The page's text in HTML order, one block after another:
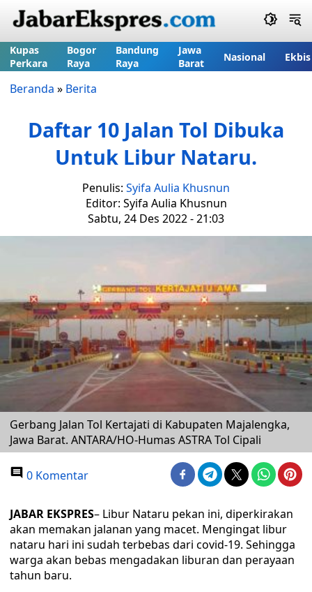
Kupas
Perkara
Bogor
Raya
Bandung
Raya
Jawa
Barat
Nasional Ekbis
Beranda » Berita
Daftar 10 Jalan Tol Dibuka
Untuk Libur Nataru.
Penulis: Syifa Aulia Khusnun
Editor: Syifa Aulia Khusnun
Sabtu, 24 Des 2022 - 21:03
Gerbang Jalan Tol Kertajati di Kabupaten Majalengka,
Jawa Barat. ANTARA/HO-Humas ASTRA Tol Cipali
0 Komentar
JABAR EKSPRES– Libur Nataru pekan ini, diperkirakan
akan memakan jalanan yang macet. Mengingat libur
nataru hari ini sudah terbebas dari covid-19. Sehingga
warga akan bebas mengadakan liburan dan perayaan
tahun baru.